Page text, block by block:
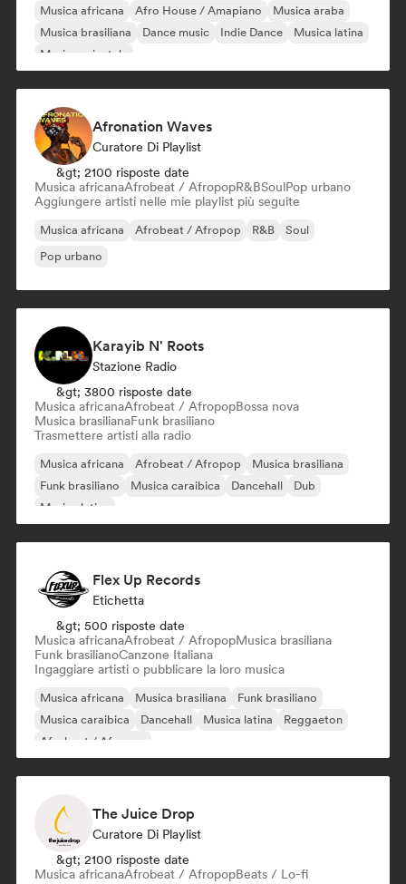
Musica africana Afro House / Amapiano
Musica araba
Musica brasiliana
Dance music Indie Dance
Musica latina
Musica orientale
Afronation Waves
Curatore Di Playlist
&gt; 2100 risposte date
Musica africanaAfrobeat / AfropopR&BSoulPop urbano
Aggiungere artisti nelle mie playlist più seguite
Musica africana Afrobeat / Afropop R&B
Soul
Pop urbano
Karayib N' Roots
Stazione Radio
&gt; 3800 risposte date
Musica africanaAfrobeat / AfropopBossa nova
Musica brasilianaFunk brasiliano
Trasmettere artisti alla radio
Musica africana Afrobeat / Afropop
Musica brasiliana
Funk brasiliano
Musica caraibica Dancehall
Dub
Musica latina
Flex Up Records
Etichetta
&gt; 500 risposte date
Musica africanaAfrobeat / AfropopMusica brasiliana
Funk brasilianoCanzone Italiana
Ingaggiare artisti o pubblicare la loro musica
Musica africana Musica brasiliana
Funk brasiliano
Musica caraibica
Dancehall Musica latina
Reggaeton
Afrobeat / Afropop
The Juice Drop
Curatore Di Playlist
&gt; 2100 risposte date
Musica africanaAfrobeat / AfropopBeats / Lo-fi